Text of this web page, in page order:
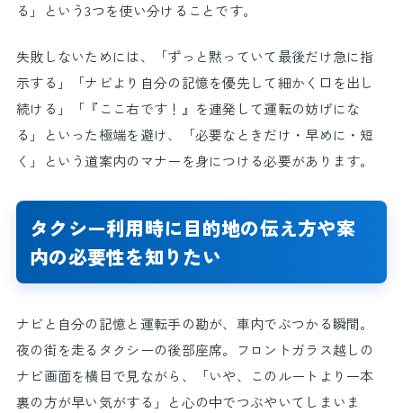
る」という3つを使い分けることです。
失敗しないためには、「ずっと黙っていて最後だけ急に指
示する」「ナビより自分の記憶を優先して細かく口を出し
続ける」「『ここ右です！』を連発して運転の妨げにな
る」といった極端を避け、「必要なときだけ・早めに・短
く」という道案内のマナーを身につける必要があります。
タクシー利用時に目的地の伝え方や案
内の必要性を知りたい
ナビと自分の記憶と運転手の勘が、車内でぶつかる瞬間。
夜の街を走るタクシーの後部座席。フロントガラス越しの
ナビ画面を横目で見ながら、「いや、このルートより一本
裏の方が早い気がする」と心の中でつぶやいてしまいま